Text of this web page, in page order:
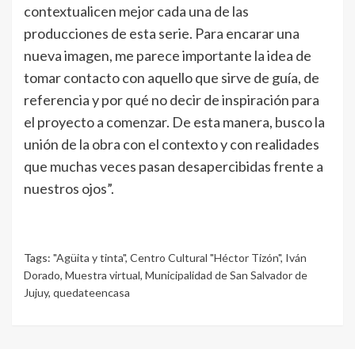
contextualicen mejor cada una de las
producciones de esta serie. Para encarar una
nueva imagen, me parece importante la idea de
tomar contacto con aquello que sirve de guía, de
referencia y por qué no decir de inspiración para
el proyecto a comenzar. De esta manera, busco la
unión de la obra con el contexto y con realidades
que muchas veces pasan desapercibidas frente a
nuestros ojos”.
Tags: "Agüita y tinta", Centro Cultural "Héctor Tizón", Iván
Dorado, Muestra virtual, Municipalidad de San Salvador de
Jujuy, quedateencasa